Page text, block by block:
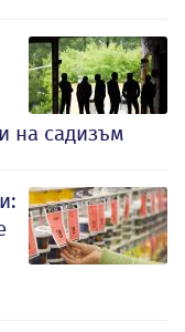
на садизъм